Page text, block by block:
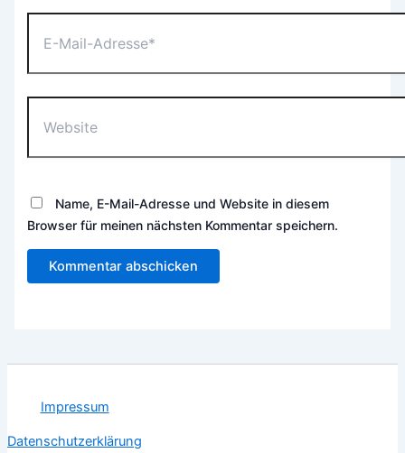
Mail-
Name, E-Mail-Adresse und Website in diesem
Browser für meinen nächsten Kommentar speichern.
Impressum
Datenschutzerklärung